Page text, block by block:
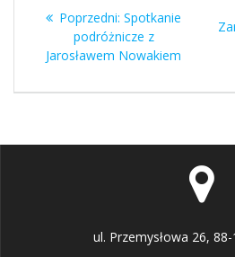
wpisu
Poprzedni: Poprzedni
wpis:
Spotkanie
podróżnicze z
Jarosławem Nowakiem
ul. Przemysłowa 26,